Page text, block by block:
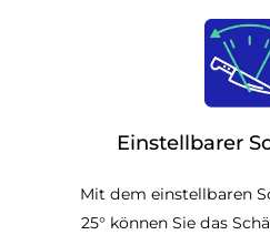
Einstellbarer
Mit dem einstellbaren
25° können Sie das